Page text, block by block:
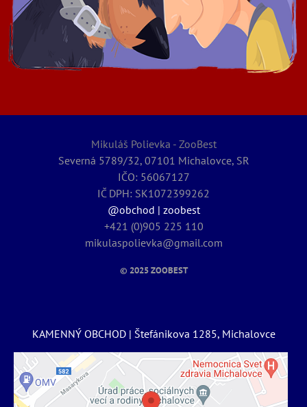
Mikuláš Polievka - ZooBest
Severná 5789/32, 07101 Michalovce, SR
IČO: 56067127
IČ DPH: SK1072399262
@obchod | zoobest
+421 (0)905 225 110
mikulaspolievka@gmail.com
© 2025ZOOBEST
KAMENNÝ OBCHOD | Štefánikova 1285, Michalovce